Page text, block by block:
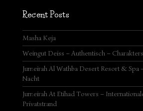
Recent Posts
Masha Keja
Weingut Deiss – Authentisch –
Jumeirah Al Wathba Desert Resort & Spa
Nacht
Jumeirah At Etihad Towers –
Privatstrand